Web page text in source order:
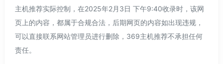
主机推荐实际控制，在2025年2月3日 下午9:40收录时，该网
页上的内容，都属于合规合法，后期网页的内容如出现违规，
可以直接联系网站管理员进行删除，369主机推荐不承担任何
责任。